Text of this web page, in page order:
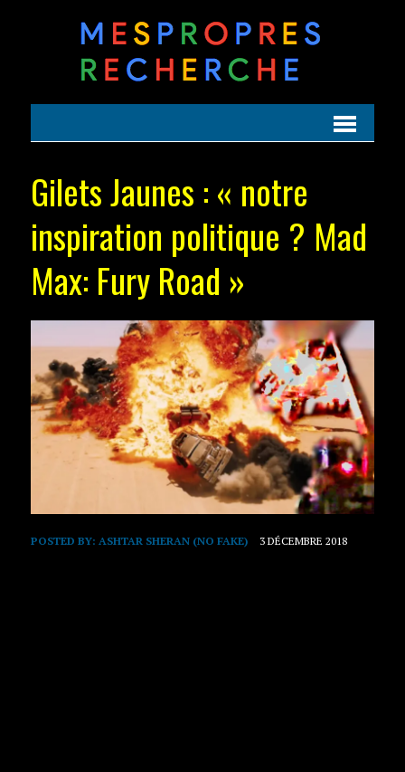
Gilets Jaunes : « notre
inspiration politique ? Mad
Max: Fury Road »
POSTED BY: ASHTAR SHERAN (NO FAKE) 3 DÉCEMBRE 2018